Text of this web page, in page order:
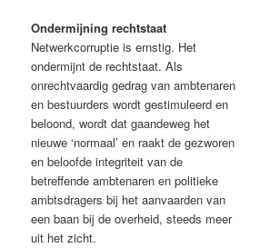
Ondermijning rechtstaat
Netwerkcorruptie is ernstig. Het
ondermijnt de rechtstaat. Als
onrechtvaardig gedrag van ambtenaren
en bestuurders wordt gestimuleerd en
beloond, wordt dat gaandeweg het
nieuwe ‘normaal’ en raakt de gezworen
en beloofde integriteit van de
betreffende ambtenaren en politieke
ambtsdragers bij het aanvaarden van
een baan bij de overheid, steeds meer
uit het zicht.